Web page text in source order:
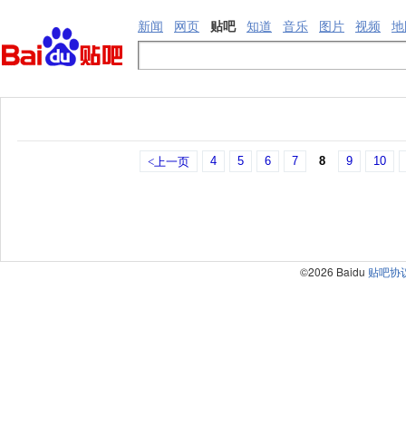
新闻 网页 贴吧 知道 音乐 图片 视频
<上一页 4 5 6 7 8 9 10
©2026 Baidu 贴吧协